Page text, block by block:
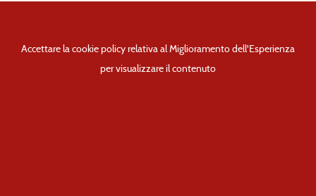
Accettare la cookie policy relativa al Miglioramento dell'Esperienza
per visualizzare il contenuto